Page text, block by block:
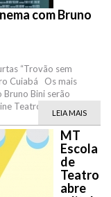
com Bruno
“Trovão sem
Cuiabá Os mais
Bini serão
Teatro Cuiabá.
LEIA MAIS
MT
Escola
de
Teatro
abre